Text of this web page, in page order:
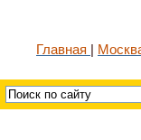
Главная